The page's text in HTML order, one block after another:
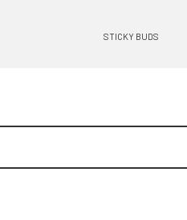
STICKY BUDS